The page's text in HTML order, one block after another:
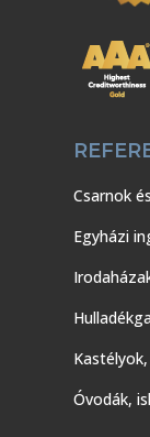
Csarnok
Egyházi
Óvodák,